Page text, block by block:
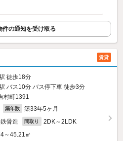
件の通知を受け取る
賃貸
徒歩18分
バス10分 バス停下車 徒歩3分
村町1391
築年数 築33年5ヶ月
骨造 間取り 2DK～2LDK
～45.21㎡